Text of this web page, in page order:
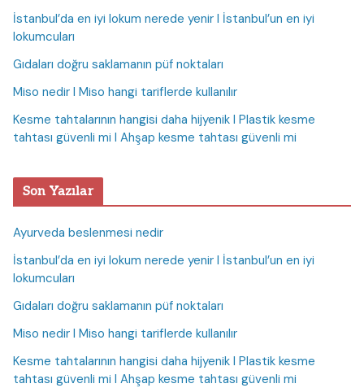
İstanbul’da en iyi lokum nerede yenir I İstanbul’un en iyi
lokumcuları
Gıdaları doğru saklamanın püf noktaları
Miso nedir I Miso hangi tariflerde kullanılır
Kesme tahtalarının hangisi daha hijyenik I Plastik kesme
tahtası güvenli mi I Ahşap kesme tahtası güvenli mi
Son Yazılar
Ayurveda beslenmesi nedir
İstanbul’da en iyi lokum nerede yenir I İstanbul’un en iyi
lokumcuları
Gıdaları doğru saklamanın püf noktaları
Miso nedir I Miso hangi tariflerde kullanılır
Kesme tahtalarının hangisi daha hijyenik I Plastik kesme
tahtası güvenli mi I Ahşap kesme tahtası güvenli mi